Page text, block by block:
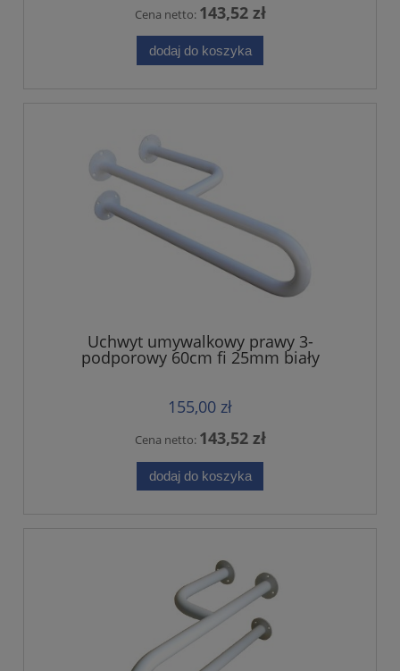
Cena netto: 143,52 zł
dodaj do koszyka
Uchwyt umywalkowy prawy 3-
podporowy 60cm fi 25mm biały
155,00 zł
Cena netto: 143,52 zł
dodaj do koszyka